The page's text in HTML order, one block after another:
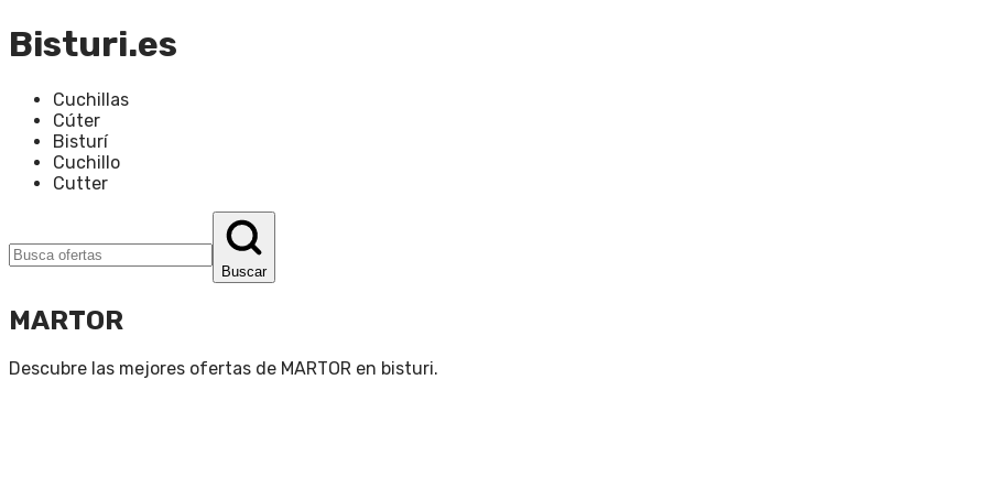
Bisturi.es
Cuchillas
Cúter
Bisturí
Cuchillo
Cutter
Buscar
MARTOR
Descubre las mejores ofertas de MARTOR en bisturi.